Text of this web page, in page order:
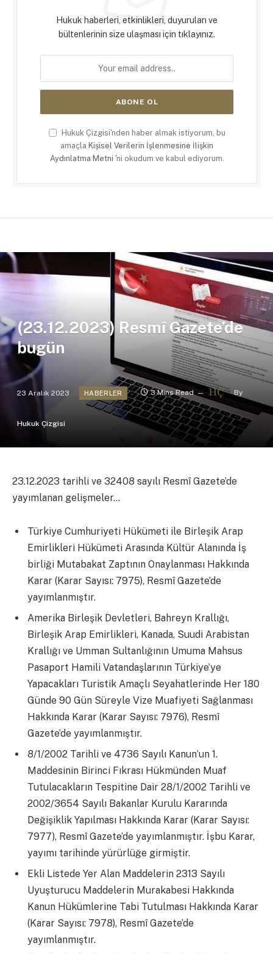
Hukuk haberleri, etkinlikleri, duyuruları ve
bültenlerinin size ulaşması için tıklayınız.
Hukuk Çizgisi'nden haber almak istiyorum, bu
amaçla Kişisel Verilerin İşlenmesine İlişkin
Aydınlatma Metni 'ni okudum ve kabul ediyorum.
(23.12.2023) Resmî Gazete’de
bugün
23 Aralık 2023 HABERLER 3 Mins Read By
Hukuk Çizgisi
23.12.2023 tarihli ve 32408 sayılı Resmî Gazete’de
yayımlanan gelişmeler…
Türkiye Cumhuriyeti Hükümeti ile Birleşik Arap
Emirlikleri Hükümeti Arasında Kültür Alanında İş
birliği Mutabakat Zaptının Onaylanması Hakkında
Karar (Karar Sayısı: 7975), Resmî Gazete’de
yayımlanmıştır.
Amerika Birleşik Devletleri, Bahreyn Krallığı,
Birleşik Arap Emirlikleri, Kanada, Suudi Arabistan
Krallığı ve Umman Sultanlığının Umuma Mahsus
Pasaport Hamili Vatandaşlarının Türkiye’ye
Yapacakları Turistik Amaçlı Seyahatlerinde Her 180
Günde 90 Gün Süreyle Vize Muafiyeti Sağlanması
Hakkında Karar (Karar Sayısı: 7976), Resmî
Gazete’de yayımlanmıştır.
8/1/2002 Tarihli ve 4736 Sayılı Kanun’un 1.
Maddesinin Birinci Fıkrası Hükmünden Muaf
Tutulacakların Tespitine Dair 28/1/2002 Tarihli ve
2002/3654 Sayılı Bakanlar Kurulu Kararında
Değişiklik Yapılması Hakkında Karar (Karar Sayısı:
7977), Resmî Gazete’de yayımlanmıştır. İşbu Karar,
yayımı tarihinde yürürlüğe girmiştir.
Ekli Listede Yer Alan Maddelerin 2313 Sayılı
Uyuşturucu Maddelerin Murakabesi Hakkında
Kanun Hükümlerine Tabi Tutulması Hakkında Karar
(Karar Sayısı: 7978), Resmî Gazete’de
yayımlanmıştır.